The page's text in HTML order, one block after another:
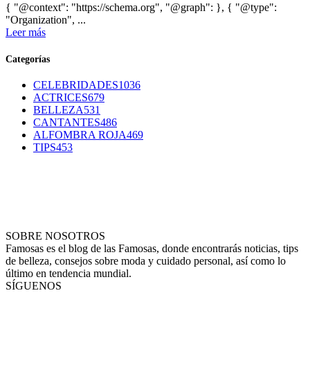
{ "@context": "https://schema.org", "@graph": }, { "@type":
"Organization", ...
Leer más
Categorías
CELEBRIDADES1036
ACTRICES679
BELLEZA531
CANTANTES486
ALFOMBRA ROJA469
TIPS453
SOBRE NOSOTROS
Famosas es el blog de las Famosas, donde encontrarás noticias, tips
de belleza, consejos sobre moda y cuidado personal, así como lo
último en tendencia mundial.
SÍGUENOS